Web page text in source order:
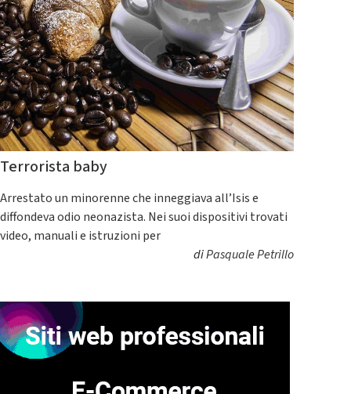
Terrorista baby
Arrestato un minorenne che inneggiava all’Isis e
diffondeva odio neonazista. Nei suoi dispositivi trovati
video, manuali e istruzioni per
diPasquale Petrillo